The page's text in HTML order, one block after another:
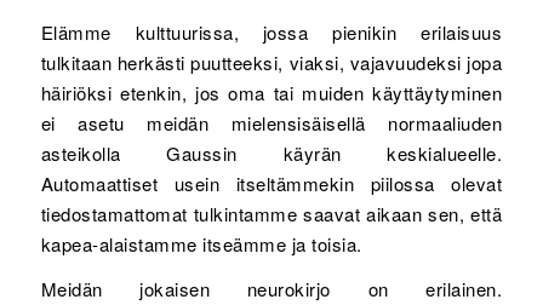
Elämme kulttuurissa, jossa pienikin erilaisuus
tulkitaan herkästi puutteeksi, viaksi, vajavuudeksi jopa
häiriöksi etenkin, jos oma tai muiden käyttäytyminen
ei asetu meidän mielensisäisellä normaaliuden
asteikolla Gaussin käyrän keskialueelle.
Automaattiset usein itseltämmekin piilossa olevat
tiedostamattomat tulkintamme saavat aikaan sen, että
kapea-alaistamme itseämme ja toisia.
Meidän jokaisen neurokirjo on erilainen.